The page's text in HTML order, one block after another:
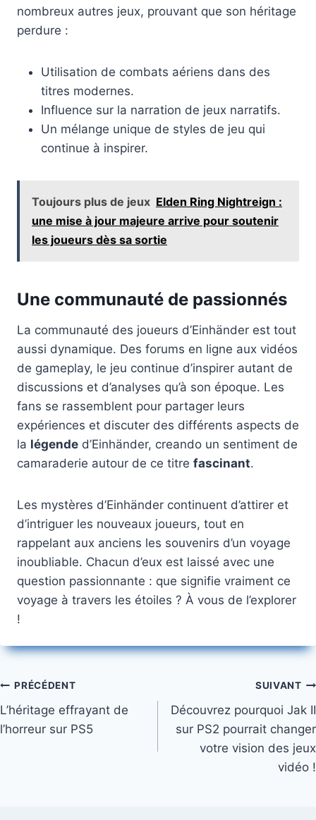
nombreux autres jeux, prouvant que son héritage
perdure :
Utilisation de combats aériens dans des
titres modernes.
Influence sur la narration de jeux narratifs.
Un mélange unique de styles de jeu qui
continue à inspirer.
Toujours plus de jeux Elden Ring Nightreign :
une mise à jour majeure arrive pour soutenir
les joueurs dès sa sortie
Une communauté de passionnés
La communauté des joueurs d’Einhänder est tout
aussi dynamique. Des forums en ligne aux vidéos
de gameplay, le jeu continue d’inspirer autant de
discussions et d’analyses qu’à son époque. Les
fans se rassemblent pour partager leurs
expériences et discuter des différents aspects de
la légende d’Einhänder, creando un sentiment de
camaraderie autour de ce titre fascinant.
Les mystères d’Einhänder continuent d’attirer et
d’intriguer les nouveaux joueurs, tout en
rappelant aux anciens les souvenirs d’un voyage
inoubliable. Chacun d’eux est laissé avec une
question passionnante : que signifie vraiment ce
voyage à travers les étoiles ? À vous de l’explorer
!
Navigation
de
PRÉCÉDENT
L’héritage effrayant de
l’horreur sur PS5
SUIVANT
Découvrez pourquoi Jak II
sur PS2 pourrait changer
votre vision des jeux
vidéo !